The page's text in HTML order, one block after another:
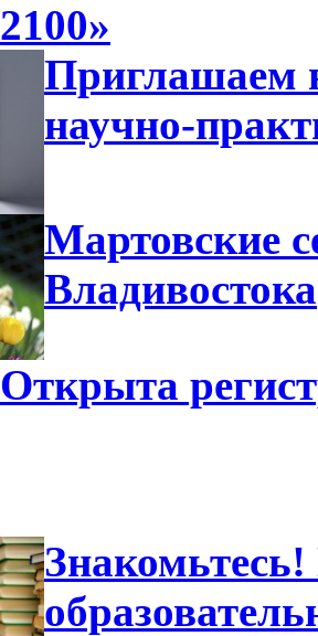
2100»
Приглашаем
научно-
Мартовские
Владивостока
Открыта